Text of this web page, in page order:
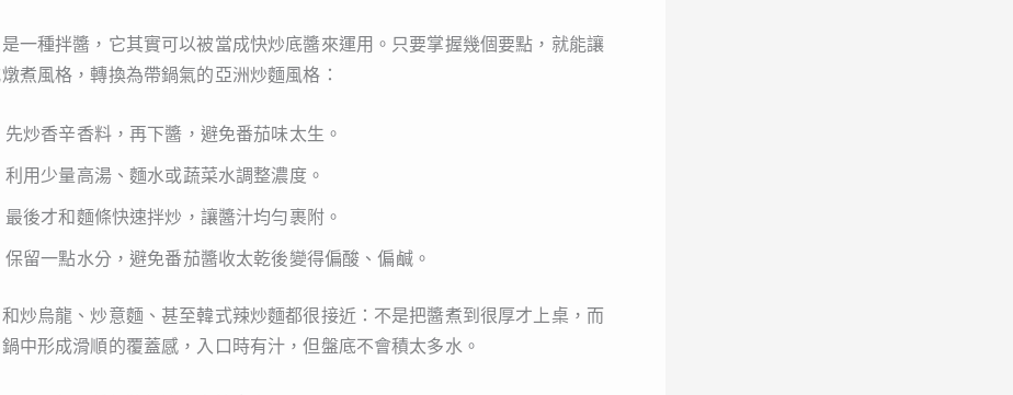
一種拌醬，它其實可以被當成快炒底醬來運用。只要掌握幾個要點，就能讓
煮風格，轉換為帶鍋氣的亞洲炒麵風格：
先炒香辛香料，再下醬，避免番茄味太生。
利用少量高湯、麵水或蔬菜水調整濃度。
最後才和麵條快速拌炒，讓醬汁均勻裹附。
保留一點水分，避免番茄醬收太乾後變得偏酸、偏鹹。
炒烏龍、炒意麵、甚至韓式辣炒麵都很接近：不是把醬煮到很厚才上桌，而
中形成滑順的覆蓋感，入口時有汁，但盤底不會積太多水。